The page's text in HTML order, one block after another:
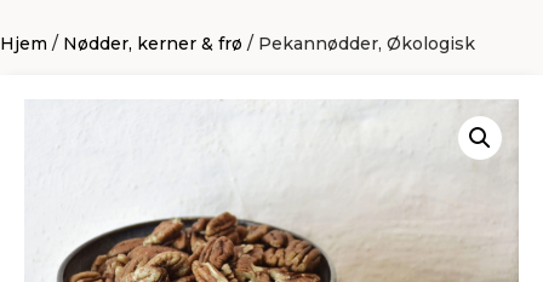
Hjem / Nødder, kerner & frø / Pekannødder, Økologisk